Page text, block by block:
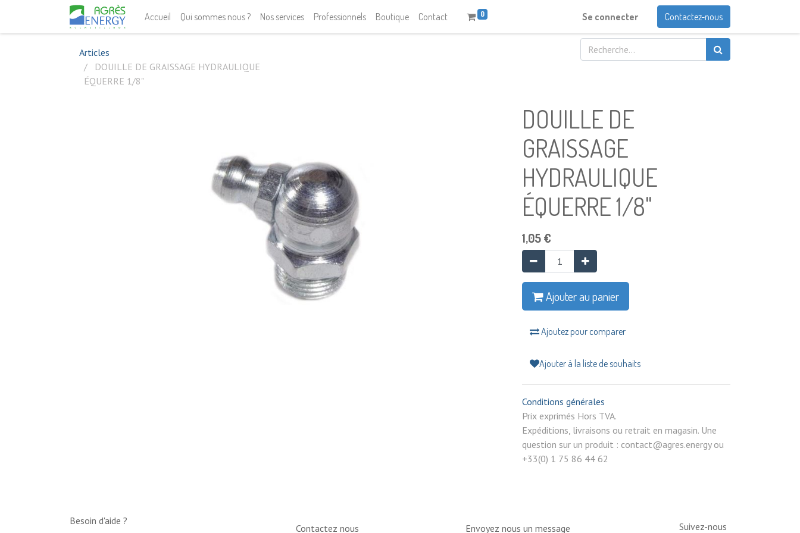
Accueil Qui sommes nous ? Nos services Professionnels Boutique Contact 0 Se connecter Contactez-nous
Articles
DOUILLE DE GRAISSAGE HYDRAULIQUE
ÉQUERRE 1/8"
DOUILLE DE
GRAISSAGE
HYDRAULIQUE
ÉQUERRE 1/8"
1,05€
Ajouter au panier
Ajoutez pour comparer
Ajouter à la liste de souhaits
Conditions générales
Prix exprimés Hors TVA.
Expéditions, livraisons ou retrait en magasin. Une
question sur un produit : contact@agres.energy ou
+33(0) 1 75 86 44 62
Besoin d'aide ?
Contactez nous Envoyez nous un message Suivez-nous